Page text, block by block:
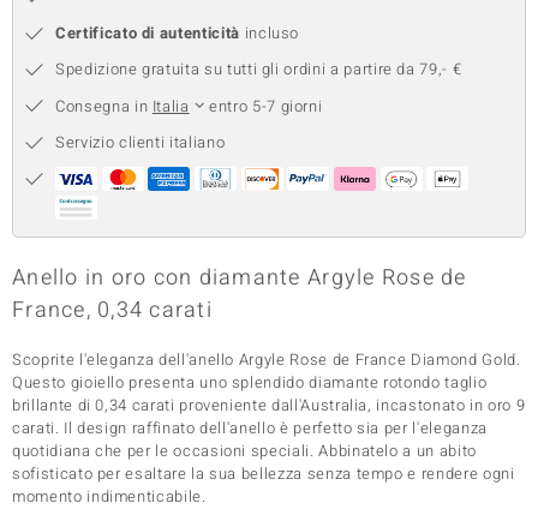
ClassicsCertificato di autenticità incluso
Spedizione gratuita su tutti gli ordini a partire da 79,- €
Consegna in Italia
entro 5-7 giorni
Servizio clienti italiano
Anello in oro con diamante Argyle Rose de
France, 0,34 carati
Scoprite l'eleganza dell'anello Argyle Rose de France Diamond Gold.
Questo gioiello presenta uno splendido diamante rotondo taglio
brillante di 0,34 carati proveniente dall'Australia, incastonato in oro 9
carati. Il design raffinato dell'anello è perfetto sia per l'eleganza
quotidiana che per le occasioni speciali. Abbinatelo a un abito
sofisticato per esaltare la sua bellezza senza tempo e rendere ogni
momento indimenticabile.